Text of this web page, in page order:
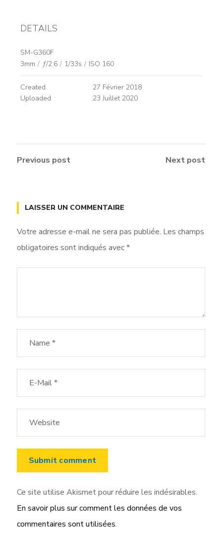
DETAILS
SM-G360F
3mm / ƒ/2.6 / 1/33s / ISO 160
Created
27 Février 2018
Uploaded
23 Juillet 2020
Previous post Next post
LAISSER UN COMMENTAIRE
Votre adresse e-mail ne sera pas publiée. Les champs
obligatoires sont indiqués avec*
Ce site utilise Akismet pour réduire les indésirables.
En savoir plus sur comment les données de vos
commentaires sont utilisées.